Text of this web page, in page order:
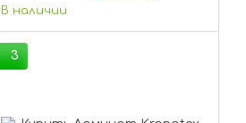
В наличии
3